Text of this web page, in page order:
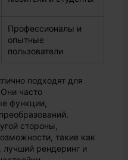
Профессионалы и
опытные
пользователи
подходят для
часто
функции,
стороны,
такие как
рендеринг и